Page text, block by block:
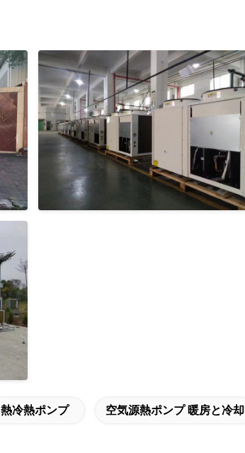
熱冷熱ポンプ 空気源熱ポンプ 暖房と冷却